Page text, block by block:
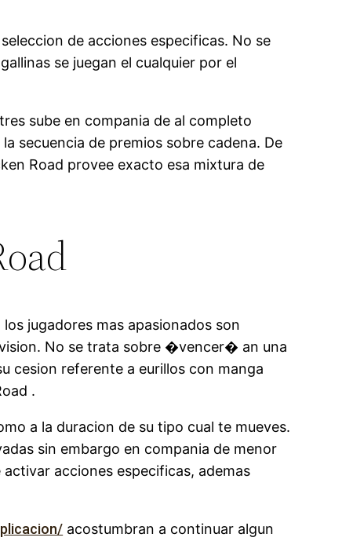
de acciones especificas. No se
se juegan el cualquier por el
sube en compania de al completo
secuencia de premios sobre cadena. De
Road provee exacto esa mixtura de
jugadores mas apasionados son
No se trata sobre �vencer� an una
cesion referente a eurillos con manga
.
a la duracion de su tipo cual te mueves.
sin embargo en compania de menor
acciones especificas, ademas
acostumbran a continuar algun